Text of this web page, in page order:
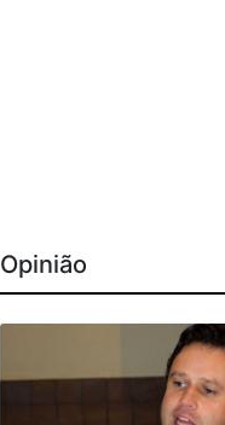
Opinião